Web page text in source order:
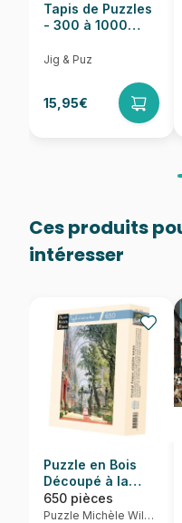
Tapis de Puzzles
- 300 à 1000
Jig & Puz
15,95€
Ces produits
intéresser
Puzzle en Bois
Découpé à la
Main - Joseph
Nash : Chrystal
650 pièces
Puzzle Michèle Wilson